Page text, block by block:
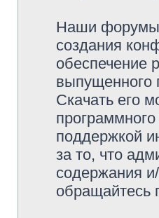
Наши форумы
создания
обеспечение
выпущенного
Скачать его
поддержкой
за то, что
содержания
обращайтесь